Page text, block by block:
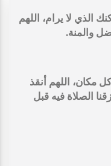
الذي لا يرام، اللهم
والمنة.
مكان، اللهم أنقذ
الصلاة فيه قبل